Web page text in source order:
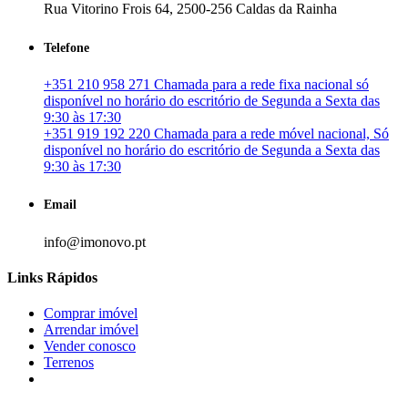
Rua Vitorino Frois 64, 2500-256 Caldas da Rainha
Telefone
+351 210 958 271 Chamada para a rede fixa nacional só
disponível no horário do escritório de Segunda a Sexta das
9:30 às 17:30
+351 919 192 220 Chamada para a rede móvel nacional, Só
disponível no horário do escritório de Segunda a Sexta das
9:30 às 17:30
Email
info@imonovo.pt
Links Rápidos
Comprar imóvel
Arrendar imóvel
Vender conosco
Terrenos